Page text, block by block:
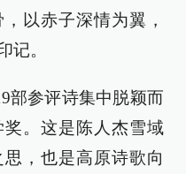
以赤子深情为翼，
记。
部参评诗集中脱颖而
。这是陈人杰雪域
，也是高原诗歌向